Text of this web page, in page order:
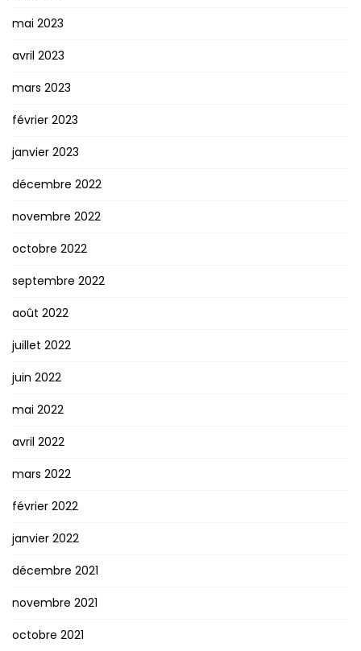
mai 2023
avril 2023
mars 2023
février 2023
janvier 2023
décembre 2022
novembre 2022
octobre 2022
septembre 2022
août 2022
juillet 2022
juin 2022
mai 2022
avril 2022
mars 2022
février 2022
janvier 2022
décembre 2021
novembre 2021
octobre 2021